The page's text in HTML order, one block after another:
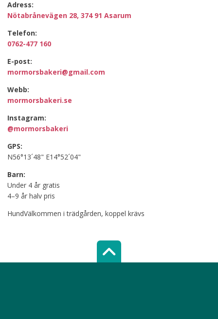
Adress:
Nötabrånevägen 28, 374 91 Asarum
Telefon:
0762-477 160
E-post:
mormorsbakeri@gmail.com
Webb:
mormorsbakeri.se
Instagram:
@mormorsbakeri
GPS:
N56°13´48" E14°52´04"
Barn:
Under 4 år gratis
4–9 år halv pris
HundVälkommen i trädgården, koppel krävs
Scroll top of